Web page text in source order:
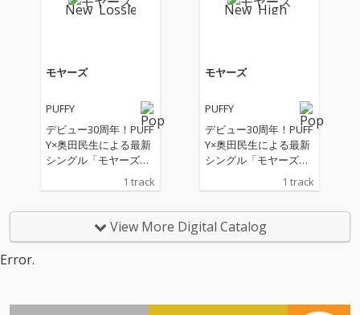
モヤーズ
PUFFY
デビュー30周年！PUFF
Y×奥田民生による最新
シングル「モヤーズ」
奥田民生、作詞：奥田
け、日常にあらわれる
いろんな“モヤー”ごと
1 track
モヤーズ
PUFFY
デビュー30周年！PUFF
Y×奥田民生による最新
シングル「モヤーズ」
奥田民生、作詞：奥田
け、日常にあらわれる
いろんな“モヤー”ごと
1 track
View More Digital Catalog
Error.